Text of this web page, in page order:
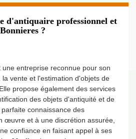
d'antiquaire professionnel et
?
une entreprise reconnue pour son
vente et l'estimation d'objets de
propose également des services
des objets d'antiquité et de
connaissance des
œuvre et à une discrétion assurée,
confiance en faisant appel à ses